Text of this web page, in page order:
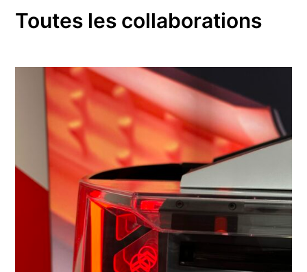
Toutes les collaborations